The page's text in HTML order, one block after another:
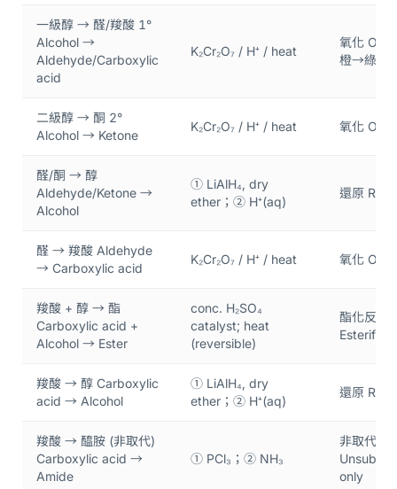
一級醇 → 醛/羧酸 1°
Alcohol →
Aldehyde/Carboxylic
acid
K₂Cr₂O₇ / H⁺ / heat
氧化
橙→綠)
二級醇 → 酮 2°
Alcohol → Ketone
K₂Cr₂O₇ / H⁺ / heat 氧化
醛/酮 → 醇
Aldehyde/Ketone →
Alcohol
① LiAlH₄, dry
ether；② H⁺(aq)
還原
醛 → 羧酸 Aldehyde
→ Carboxylic acid
K₂Cr₂O₇ / H⁺ / heat 氧化
羧酸 + 醇 → 酯
Carboxylic acid +
Alcohol → Ester
conc. H₂SO₄
catalyst; heat
(reversible)
酯化反應
羧酸 → 醇 Carboxylic
acid → Alcohol
① LiAlH₄, dry
ether；② H⁺(aq)
還原
羧酸 → 醯胺 (非取代)
Carboxylic acid →
Amide
① PCl₃；② NH₃
非取代醯
only